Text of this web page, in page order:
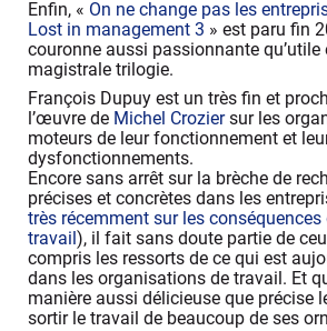
Enfin, « On ne change pas les
Lost in management 3 » est paru fin
couronne aussi passionnante qu’utile
magistrale trilogie.
François Dupuy est un très fin et
l’œuvre de Michel Croziersur les
moteurs de leur fonctionnement et
dysfonctionnements.
Encore sans arrêt sur la brèche de
précises et concrètes dans les
très récemment sur les conséquences
travail), il fait sans doute partie de
compris les ressorts de ce qui est
dans les organisations de travail. Et
manière aussi délicieuse que précise
sortir le travail de beaucoup de ses